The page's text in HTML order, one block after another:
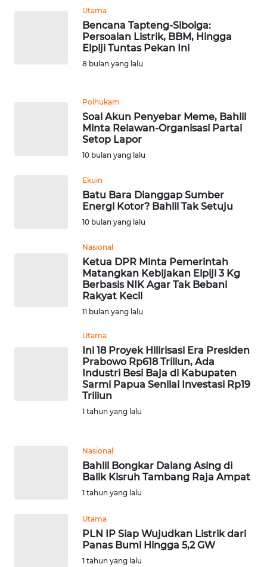
Utama
Bencana Tapteng-Sibolga:
Persoalan Listrik, BBM, Hingga
Elpiji Tuntas Pekan Ini
8 bulan yang lalu
Polhukam
Soal Akun Penyebar Meme, Bahlil
Minta Relawan-Organisasi Partai
Setop Lapor
10 bulan yang lalu
Ekuin
Batu Bara Dianggap Sumber
Energi Kotor? Bahlil Tak Setuju
10 bulan yang lalu
Nasional
Ketua DPR Minta Pemerintah
Matangkan Kebijakan Elpiji 3 Kg
Berbasis NIK Agar Tak Bebani
Rakyat Kecil
11 bulan yang lalu
Utama
Ini 18 Proyek Hilirisasi Era Presiden
Prabowo Rp618 Triliun, Ada
Industri Besi Baja di Kabupaten
Sarmi Papua Senilai Investasi Rp19
Triliun
1 tahun yang lalu
Nasional
Bahlil Bongkar Dalang Asing di
Balik Kisruh Tambang Raja Ampat
1 tahun yang lalu
Utama
PLN IP Siap Wujudkan Listrik dari
Panas Bumi Hingga 5,2 GW
1 tahun yang lalu